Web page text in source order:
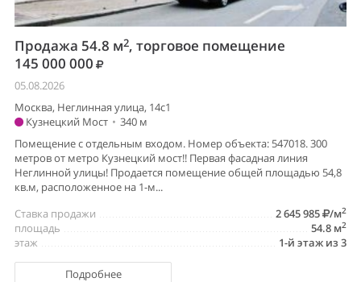
Продажа 54.8 м2, торговое помещение
145 000 000
05.08.2026
Москва, Неглинная улица, 14с1
Кузнецкий Мост • 340 м
Помещение с отдельным входом. Номер объекта: 547018. 300
метров от метро Кузнецкий мост!! Первая фасадная линия
Неглинной улицы! Продается помещение общей площадью 54,8
кв.м, расположенное на 1-м...
2 645 985
/м2
Ставка продажи
54.8 м2
площадь
1-й этаж из 3
этаж
Подробнее